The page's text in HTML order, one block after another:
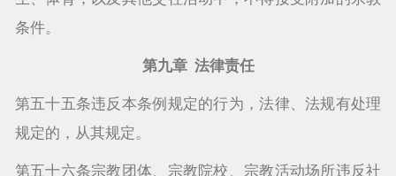
条件。
第九章 法律责任
第五十五条违反本条例规定的行为，法律、法规有处理
规定的，从其规定。
第五十六条宗教团体、宗教院校、宗教活动场所违反社